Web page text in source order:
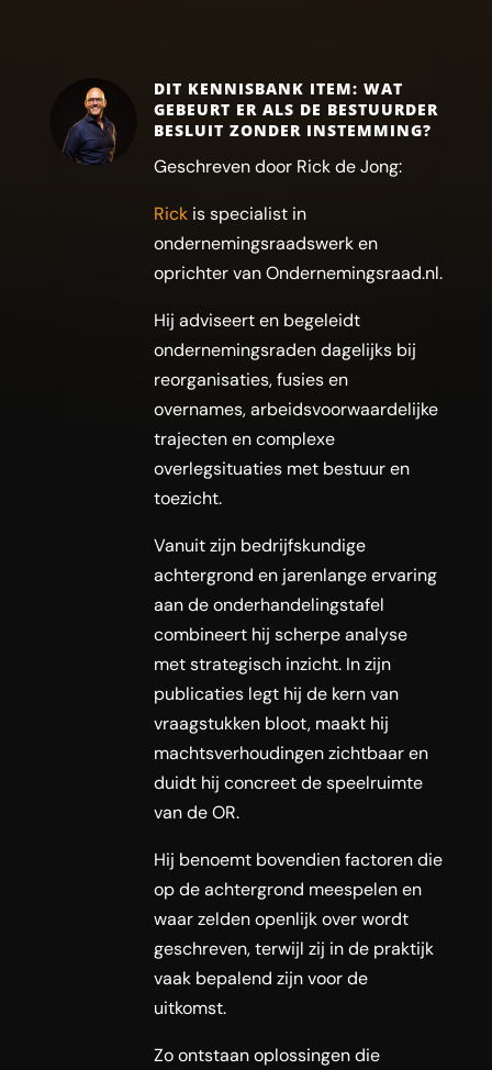
DIT KENNISBANK ITEM: WAT
GEBEURT ER ALS DE BESTUURDER
BESLUIT ZONDER INSTEMMING?
Geschreven door Rick de Jong:
Rickis specialist in
ondernemingsraadswerk en
oprichter van Ondernemingsraad.nl.
Hij adviseert en begeleidt
ondernemingsraden dagelijks bij
reorganisaties, fusies en
overnames, arbeidsvoorwaardelijke
trajecten en complexe
overlegsituaties met bestuur en
toezicht.
Vanuit zijn bedrijfskundige
achtergrond en jarenlange ervaring
aan de onderhandelingstafel
combineert hij scherpe analyse
met strategisch inzicht. In zijn
publicaties legt hij de kern van
vraagstukken bloot, maakt hij
machtsverhoudingen zichtbaar en
duidt hij concreet de speelruimte
van de OR.
Hij benoemt bovendien factoren die
op de achtergrond meespelen en
waar zelden openlijk over wordt
geschreven, terwijl zij in de praktijk
vaak bepalend zijn voor de
uitkomst.
Zo ontstaan oplossingen die